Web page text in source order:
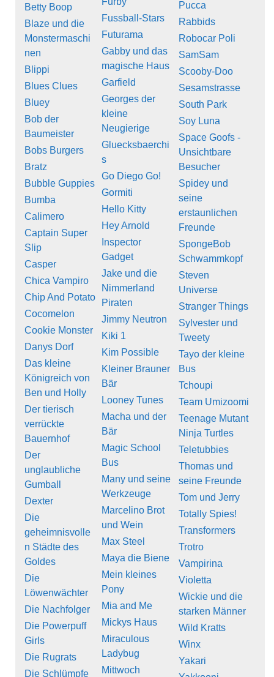
Betty Boop
Blaze und die
Monstermaschi
nen
Blippi
Blues Clues
Bluey
Bob der
Baumeister
Bobs Burgers
Bratz
Bubble Guppies
Bumba
Calimero
Captain Super
Slip
Casper
Chica Vampiro
Chip And Potato
Cocomelon
Cookie Monster
Danys Dorf
Das kleine
Königreich von
Ben und Holly
Der tierisch
verrückte
Bauernhof
Der
unglaubliche
Gumball
Dexter
Die
geheimnisvolle
n Städte des
Goldes
Die
Löwenwächter
Die Nachfolger
Die Powerpuff
Girls
Die Rugrats
Die Schlümpfe
Fussball-Stars
Futurama
Gabby und das
magische Haus
Garfield
Georges der
kleine
Neugierige
Gluecksbaerchi
s
Go Diego Go!
Gormiti
Hello Kitty
Hey Arnold
Inspector
Gadget
Jake und die
Nimmerland
Piraten
Jimmy Neutron
Kiki 1
Kim Possible
Kleiner Brauner
Bär
Looney Tunes
Macha und der
Bär
Magic School
Bus
Many und seine
Werkzeuge
Marcelino Brot
und Wein
Max Steel
Maya die Biene
Mein kleines
Pony
Mia and Me
Mickys Haus
Miraculous
Ladybug
Mittwoch
Pucca
Rabbids
Robocar Poli
SamSam
Scooby-Doo
Sesamstrasse
South Park
Soy Luna
Space Goofs -
Unsichtbare
Besucher
Spidey und
seine
erstaunlichen
Freunde
SpongeBob
Schwammkopf
Steven
Universe
Stranger Things
Sylvester und
Tweety
Tayo der kleine
Bus
Tchoupi
Team Umizoomi
Teenage Mutant
Ninja Turtles
Teletubbies
Thomas und
seine Freunde
Tom und Jerry
Totally Spies!
Transformers
Trotro
Vampirina
Violetta
Wickie und die
starken Männer
Wild Kratts
Winx
Yakari